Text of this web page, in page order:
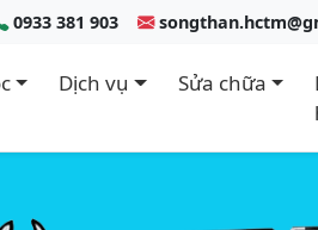
0933 381 903
Dịch vụ Sửa chữa